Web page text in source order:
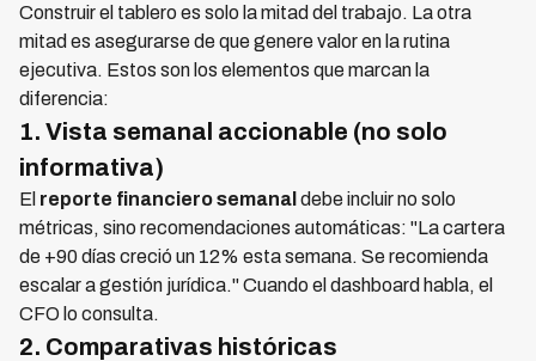
Construir el tablero es solo la mitad del trabajo. La otra
mitad es asegurarse de que genere valor en la rutina
ejecutiva. Estos son los elementos que marcan la
diferencia:
1. Vista semanal accionable (no solo
informativa)
El reporte financiero semanal debe incluir no solo
métricas, sino recomendaciones automáticas: "La cartera
de +90 días creció un 12% esta semana. Se recomienda
escalar a gestión jurídica." Cuando el dashboard habla, el
CFO lo consulta.
2. Comparativas históricas